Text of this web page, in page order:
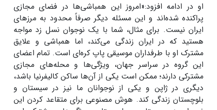
او در ادامه افزود:«امروز این همباشی‌ها در فضای مجازی
پراکنده شده‌اند و این مسئله دیگر صرفاً محدود به مرزهای
ایران نیست. برای مثال، شما با یک نوجوان نسل زد مواجه
هستید که در ایران زندگی می‌کند، اما همباشی و علایق
مشترک او با طرفداران موسیقی پاپ کره‌ای است. تمام اعضای
این گروه در سراسر جهان، ویژگی‌ها و محله‌های مجازی
مشترکی دارند؛ ممکن است یکی از آن‌ها ساکن کالیفرنیا باشد،
دیگری در ژاپن و یکی از نوجوانان ما نیز در سیستان و
بلوچستان زندگی کند. هوش مصنوعی برای متقاعد کردن این